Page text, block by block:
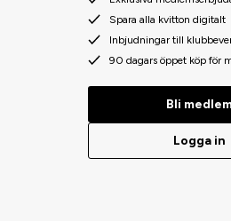
Spara alla kvitton digitalt
Inbjudningar till
90 dagars öppet köp för
Bli
Logga in